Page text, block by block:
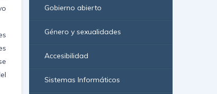
Gobierno abierto
Género y sexualidades
Accesibilidad
Sistemas Informáticos